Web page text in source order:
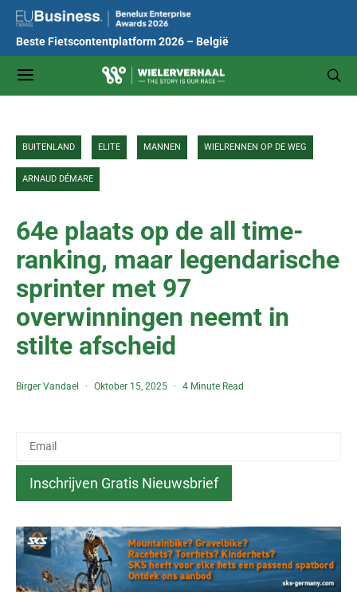
Beste Fietscontentplatform 2026 – België
BUITENLAND ELITE MANNEN WIELRENNEN OP DE WEG
ARNAUD DÉMARE
64e plaats op de all time-
ranking, maar legendarische
sprinter met 97
overwinningen neemt in
stilte afscheid
Birger Vandael Oktober 15, 2025 4 Minute Read